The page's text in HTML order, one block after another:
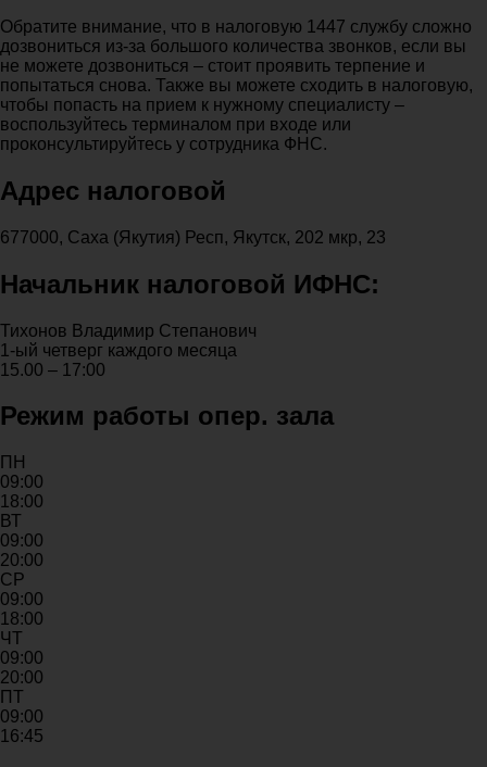
Обратите внимание, что в налоговую 1447 службу сложно
дозвониться из-за большого количества звонков, если вы
не можете дозвониться – стоит проявить терпение и
попытаться снова. Также вы можете сходить в налоговую,
чтобы попасть на прием к нужному специалисту –
воспользуйтесь терминалом при входе или
проконсультируйтесь у сотрудника ФНС.
Адрес налоговой
677000, Саха (Якутия) Респ, Якутск, 202 мкр, 23
Начальник налоговой ИФНС:
Тихонов Владимир Степанович
1-ый четверг каждого месяца
15.00 – 17:00
Режим работы опер. зала
ПН
09:00
18:00
ВТ
09:00
20:00
СР
09:00
18:00
ЧТ
09:00
20:00
ПТ
09:00
16:45